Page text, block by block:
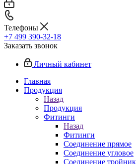
Телефоны
+7 499 390-32-18
Заказать звонок
Личный кабинет
Главная
Продукция
Назад
Продукция
Фитинги
Назад
Фитинги
Соединение прямое
Соединение угловое
Соединение тройник